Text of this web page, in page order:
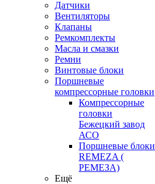
Датчики
Вентиляторы
Клапаны
Ремкомплекты
Масла и смазки
Ремни
Винтовые блоки
Поршневые
компрессорные головки
Компрессорные
головки
Бежецкий завод
АСО
Поршневые блоки
REMEZA (
РЕМЕЗА)
Ещё